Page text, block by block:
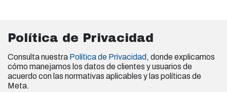
Política de Privacidad
Consulta nuestra Política de Privacidad , donde explicamos
cómo manejamos los datos de clientes y usuarios de
acuerdo con las normativas aplicables y las políticas de
Meta.